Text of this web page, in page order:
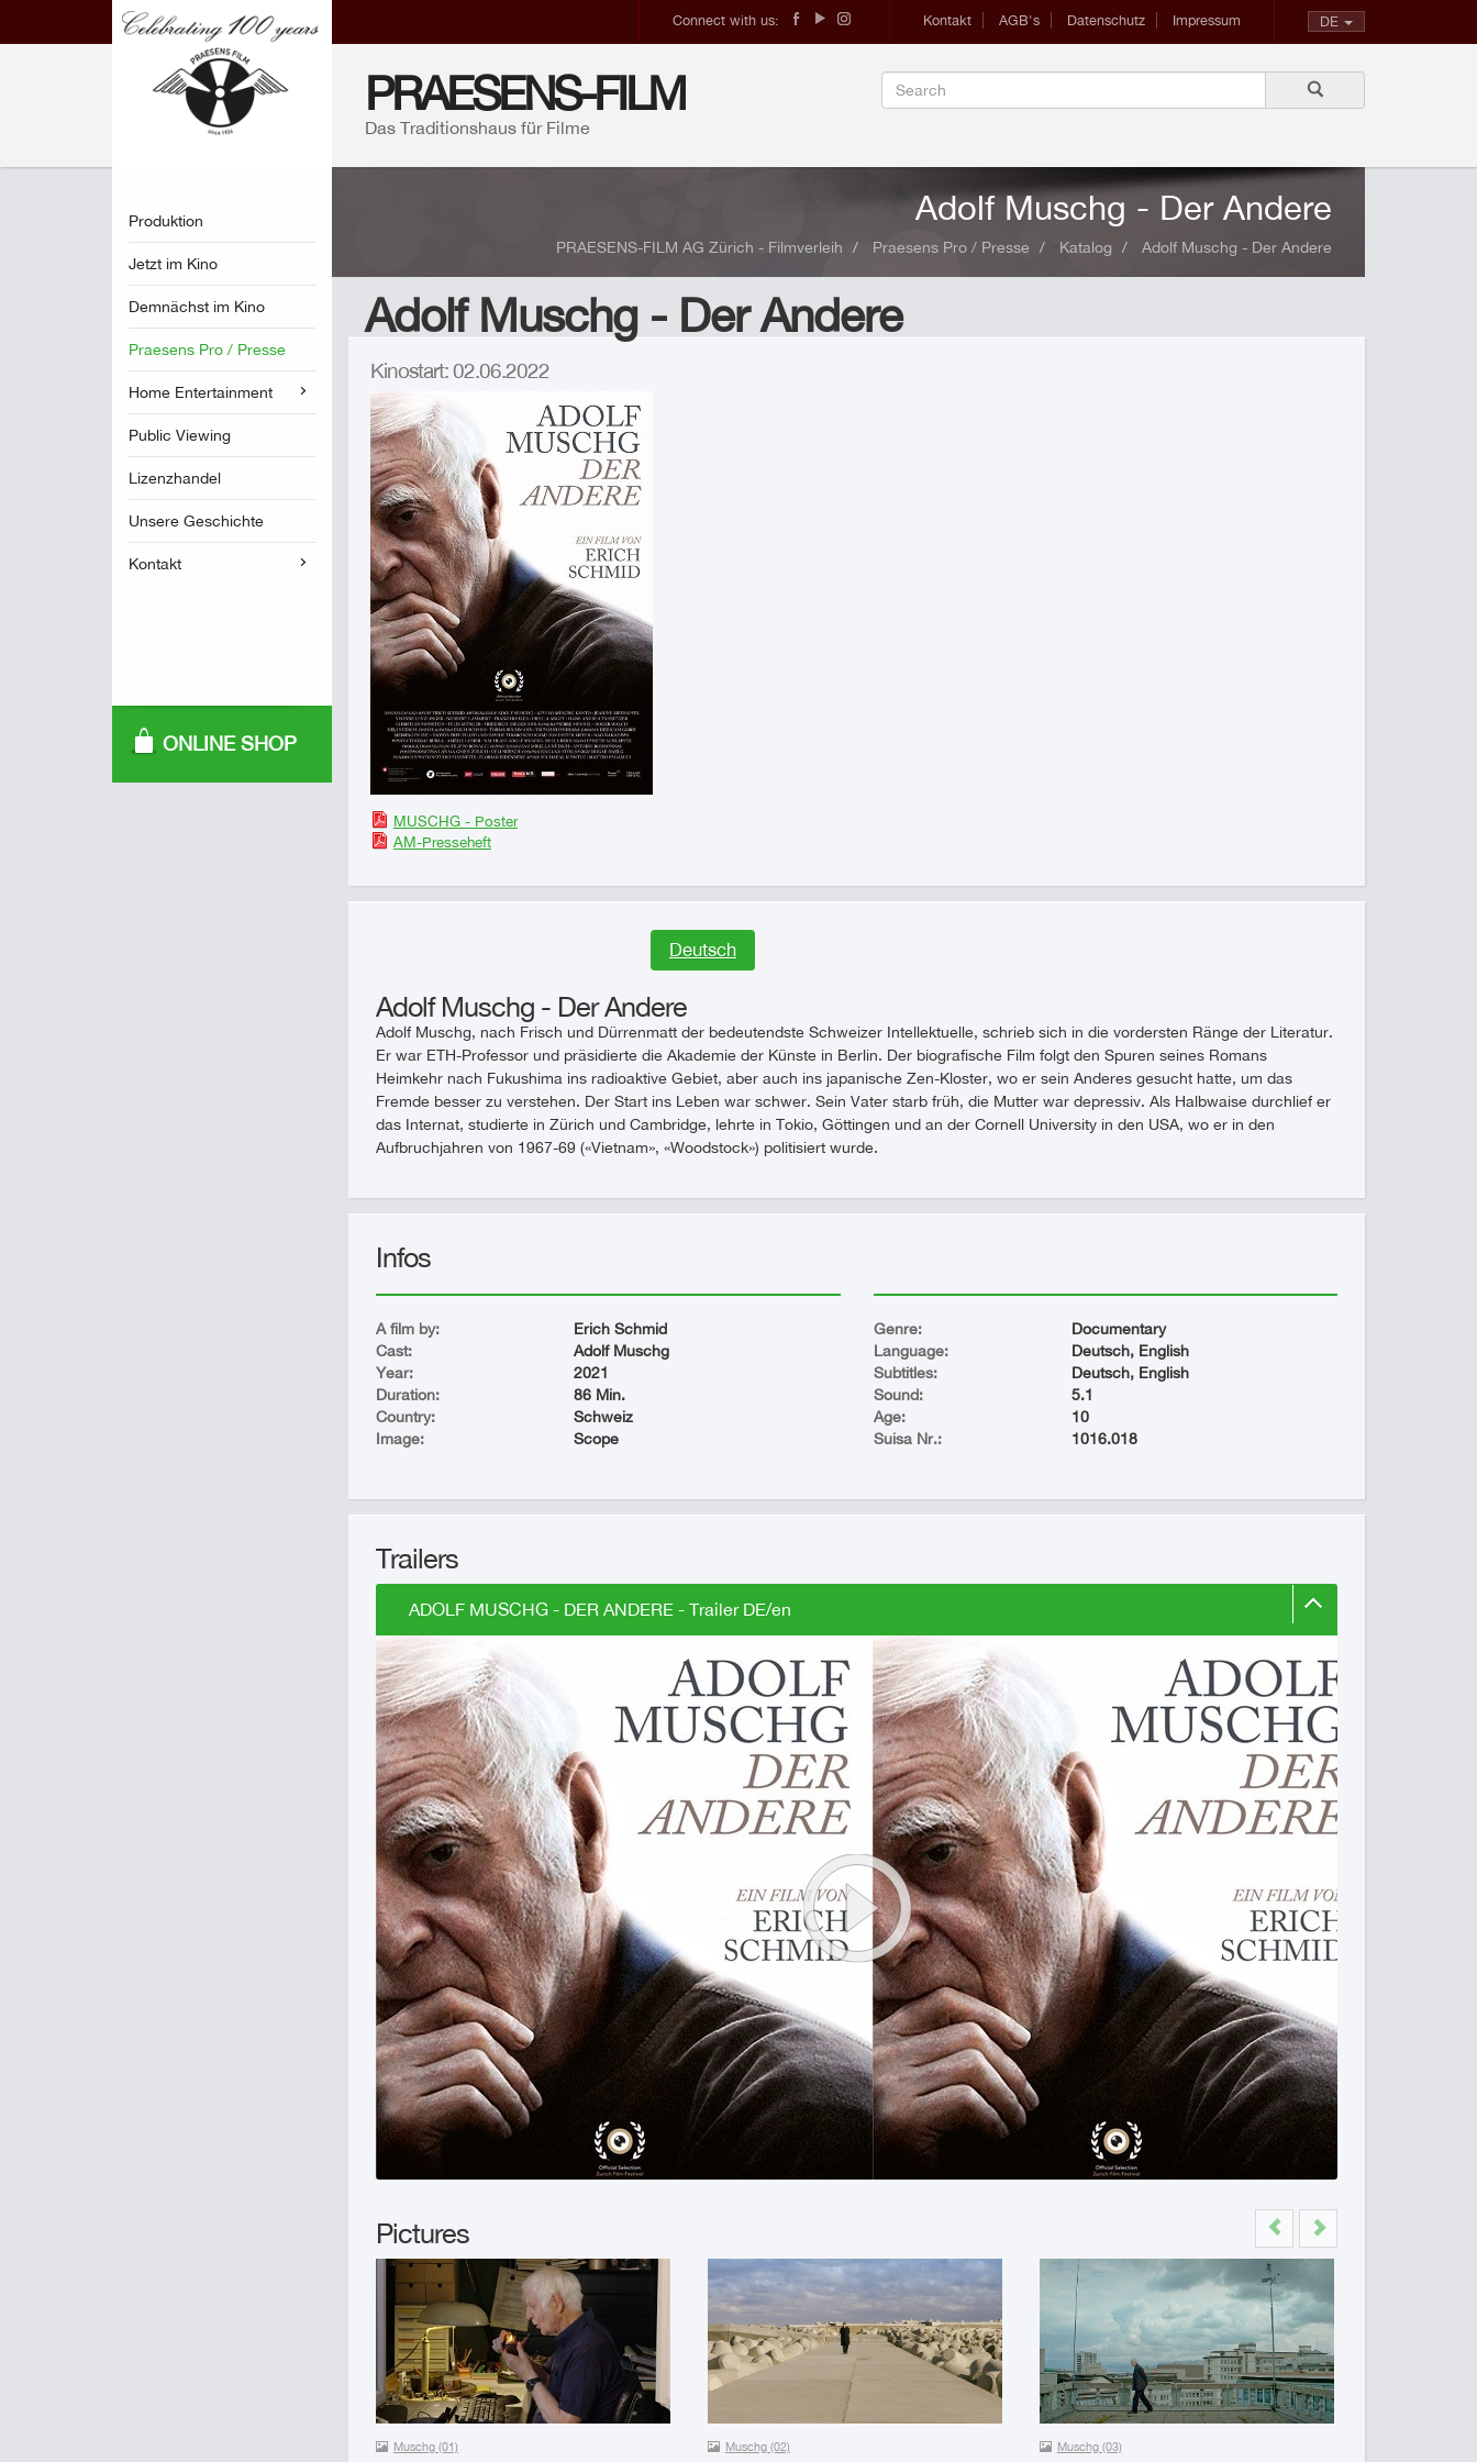
DE
Kontakt AGB's Datenschutz Impressum
Connect with us:
PRAESENS-FILM
Das Traditionshaus für Filme
Produktion
Jetzt im Kino
Demnächst im Kino
Praesens Pro / Presse
Home Entertainment
Public Viewing
Lizenzhandel
Unsere Geschichte
Kontakt
ONLINE SHOP
Adolf Muschg - Der Andere
PRAESENS-FILM AG Zürich - Filmverleih Praesens Pro / Presse Katalog Adolf Muschg - Der Andere
Adolf Muschg - Der Andere
Kinostart: 02.06.2022
MUSCHG - Poster
AM-Presseheft
Deutsch
Adolf Muschg - Der Andere
Adolf Muschg, nach Frisch und Dürrenmatt der bedeutendste Schweizer Intellektuelle, schrieb sich in die vordersten Ränge der Literatur.
Er war ETH-Professor und präsidierte die Akademie der Künste in Berlin. Der biografische Film folgt den Spuren seines Romans
Heimkehr nach Fukushima ins radioaktive Gebiet, aber auch ins japanische Zen-Kloster, wo er sein Anderes gesucht hatte, um das
Fremde besser zu verstehen. Der Start ins Leben war schwer. Sein Vater starb früh, die Mutter war depressiv. Als Halbwaise durchlief er
das Internat, studierte in Zürich und Cambridge, lehrte in Tokio, Göttingen und an der Cornell University in den USA, wo er in den
Aufbruchjahren von 1967-69 («Vietnam», «Woodstock») politisiert wurde.
Infos
A film by:
Erich Schmid
Cast:
Adolf Muschg
Year:
2021
Duration:
86 Min.
Country:
Schweiz
Image:
Scope
Genre:
Documentary
Language:
Deutsch, English
Subtitles:
Deutsch, English
Sound:
5.1
Age:
10
Suisa Nr.:
1016.018
Trailers
ADOLF MUSCHG - DER ANDERE - Trailer DE/en
Pictures
Muschg (01) Muschg (02) Muschg (03)
Previous
Next